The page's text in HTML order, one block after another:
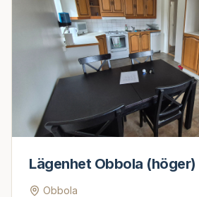
Lägenhet Obbola (höger)
Obbola